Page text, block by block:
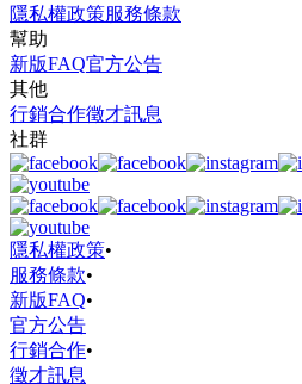
隱私權政策服務條款
幫助
新版FAQ官方公告
其他
行銷合作徵才訊息
社群
隱私權政策•
服務條款•
新版FAQ•
官方公告
行銷合作•
徵才訊息